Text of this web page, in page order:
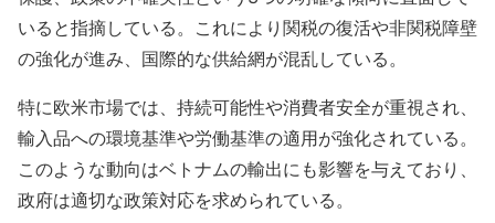
いると指摘している。これにより関税の復活や非関税障壁
の強化が進み、国際的な供給網が混乱している。
特に欧米市場では、持続可能性や消費者安全が重視され、
輸入品への環境基準や労働基準の適用が強化されている。
このような動向はベトナムの輸出にも影響を与えており、
政府は適切な政策対応を求められている。